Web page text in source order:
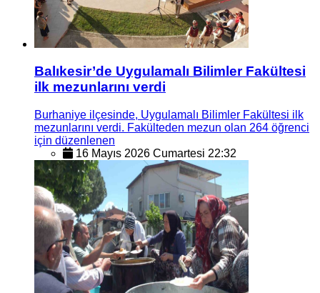
Balıkesir’de Uygulamalı Bilimler Fakültesi
ilk mezunlarını verdi
Burhaniye ilçesinde, Uygulamalı Bilimler Fakültesi ilk
mezunlarını verdi. Fakülteden mezun olan 264 öğrenci
için düzenlenen
16 Mayıs 2026 Cumartesi 22:32